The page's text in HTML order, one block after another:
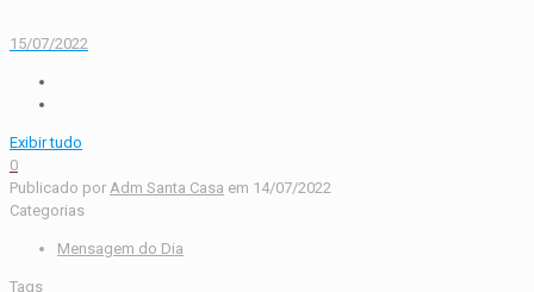
15/07/2022
Exibir tudo
0
Publicado por Adm Santa Casa em 14/07/2022
Categorias
Mensagem do Dia
Tags